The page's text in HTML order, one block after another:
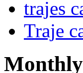
trajes
Traje